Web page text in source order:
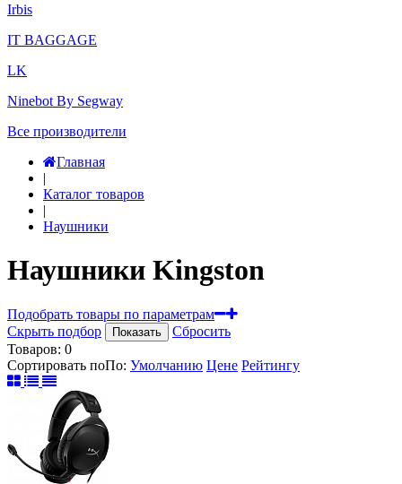
Irbis
IT BAGGAGE
LK
Ninebot By Segway
Все производители
Главная
|
Каталог товаров
|
Наушники
Наушники Kingston
Подобрать товары по параметрам
Скрыть подбор
Показать
Сбросить
Товаров: 0
Сортировать поПо: Умолчанию Цене Рейтингу